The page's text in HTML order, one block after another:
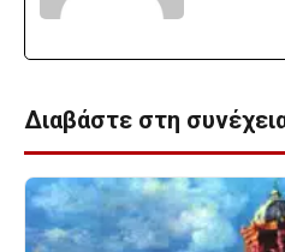
Διαβάστε στη